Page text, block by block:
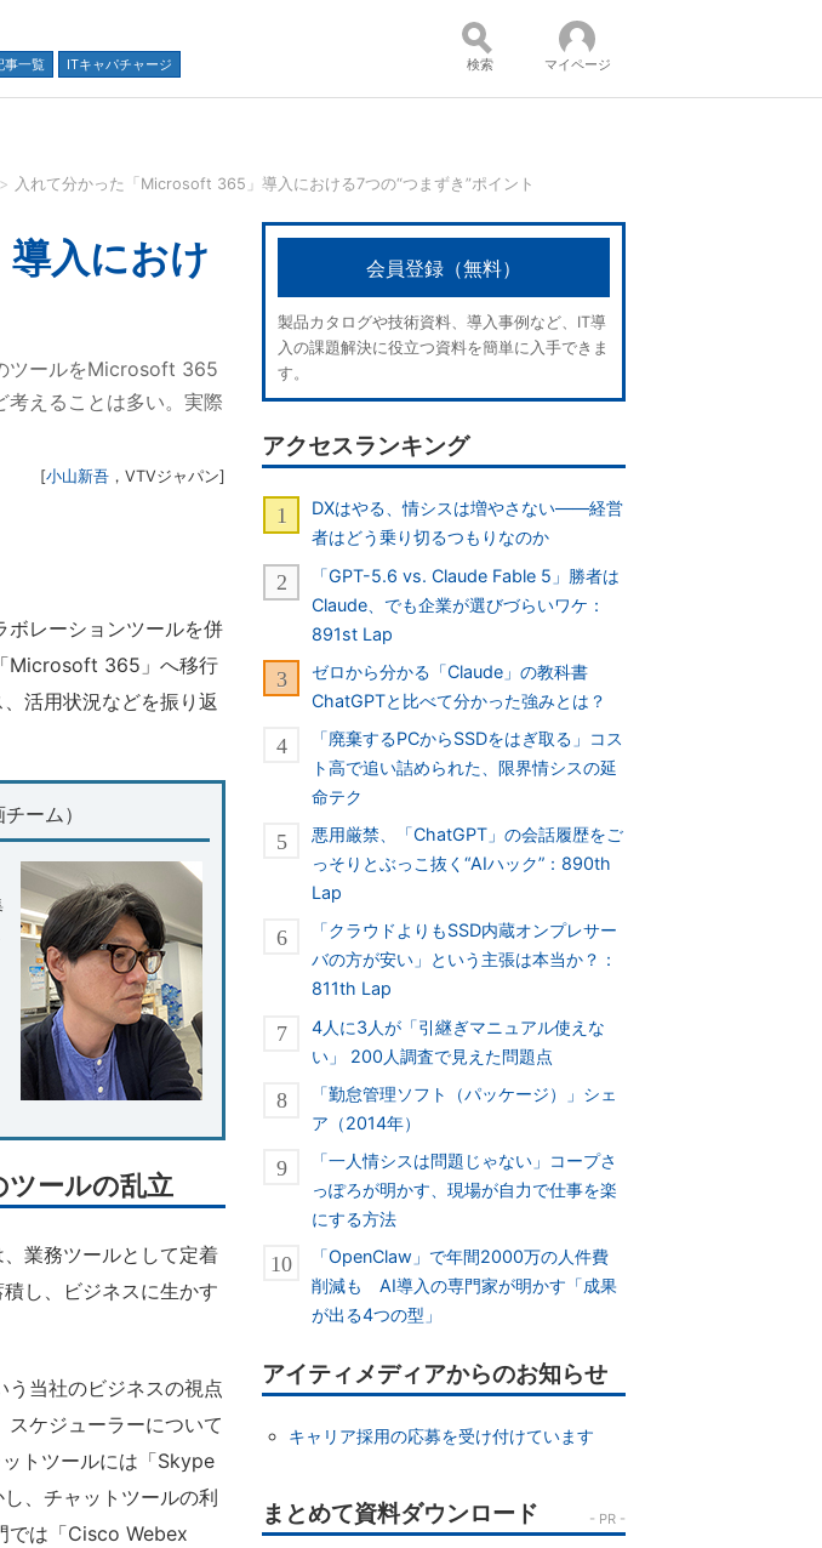
事一覧 ITキャパチャージ
コンテンツ：
並び順：
検索 マイページ
入れて分かった「Microsoft 365」導入における7つの“つまずき”ポイント
入におけ
ツールをMicrosoft 365
考えることは多い。実際
[小山新吾 ， VTVジャパン]
レーションツールを併
Microsoft 365」へ移行
活用状況などを振り返
ーム）
ールの乱立
業務ツールとして定着
し、ビジネスに生かす
当社のビジネスの視点
ケジューラーについて
トツールには「Skype
、チャットツールの利
では「Cisco Webex
会員登録（無料）
製品カタログや技術資料、導入事例など、IT導
入の課題解決に役立つ資料を簡単に入手できま
す。
アクセスランキング
DXはやる、情シスは増やさない――経営
者はどう乗り切るつもりなのか
「GPT-5.6 vs. Claude Fable 5」勝者は
Claude、でも企業が選びづらいワケ：
891st Lap
ゼロから分かる「Claude」の教科書
ChatGPTと比べて分かった強みとは？
「廃棄するPCからSSDをはぎ取る」コス
ト高で追い詰められた、限界情シスの延
命テク
悪用厳禁、「ChatGPT」の会話履歴をご
っそりとぶっこ抜く“AIハック”：890th
Lap
「クラウドよりもSSD内蔵オンプレサー
バの方が安い」という主張は本当か？：
811th Lap
4人に3人が「引継ぎマニュアル使えな
い」 200人調査で見えた問題点
「勤怠管理ソフト（パッケージ）」シェ
ア（2014年）
「一人情シスは問題じゃない」コープさ
っぽろが明かす、現場が自力で仕事を楽
にする方法
「OpenClaw」で年間2000万の人件費
削減も AI導入の専門家が明かす「成果
が出る4つの型」
アイティメディアからのお知らせ
キャリア採用の応募を受け付けています